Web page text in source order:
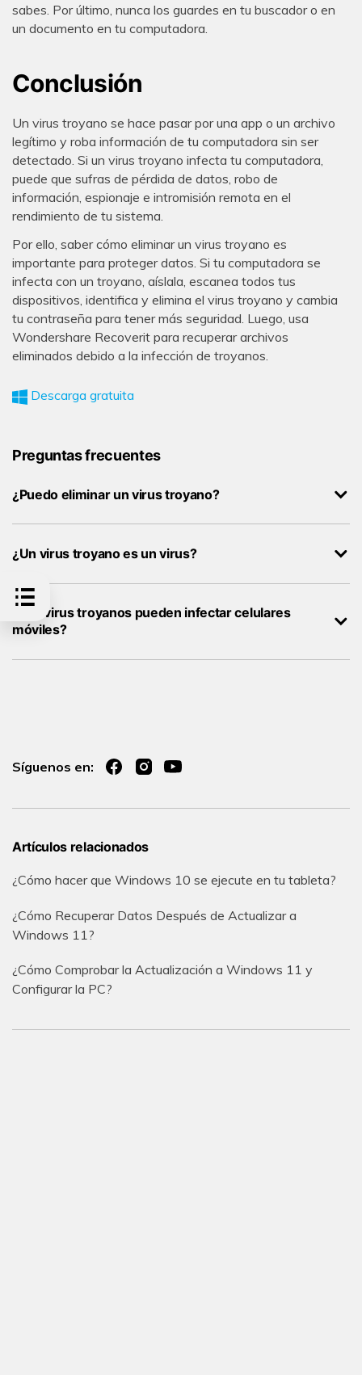
sabes. Por último, nunca los guardes en tu buscador o en
un documento en tu computadora.
Conclusión
Un virus troyano se hace pasar por una app o un archivo
legítimo y roba información de tu computadora sin ser
detectado. Si un virus troyano infecta tu computadora,
puede que sufras de pérdida de datos, robo de
información, espionaje e intromisión remota en el
rendimiento de tu sistema.
Por ello, saber cómo eliminar un virus troyano es
importante para proteger datos. Si tu computadora se
infecta con un troyano, aíslala, escanea todos tus
dispositivos, identifica y elimina el virus troyano y cambia
tu contraseña para tener más seguridad. Luego, usa
Wondershare Recoverit para recuperar archivos
eliminados debido a la infección de troyanos.
Descarga gratuita
Preguntas frecuentes
¿Puedo eliminar un virus troyano?
¿Un virus troyano es un virus?
¿Los virus troyanos pueden infectar celulares
móviles?
Síguenos en:
Artículos relacionados
¿Cómo hacer que Windows 10 se ejecute en tu tableta?
¿Cómo Recuperar Datos Después de Actualizar a
Windows 11?
¿Cómo Comprobar la Actualización a Windows 11 y
Configurar la PC?